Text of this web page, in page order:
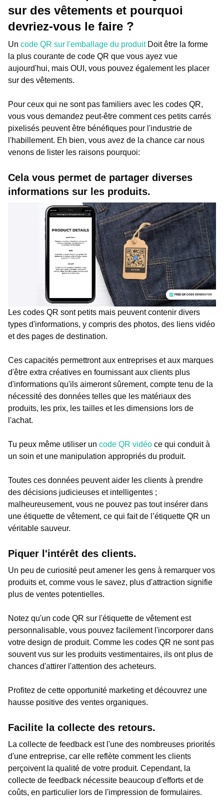
sur des vêtements et pourquoi
devriez-vous le faire ?
Un code QR sur l'emballage du produitDoit être la forme
la plus courante de code QR que vous ayez vue
aujourd'hui, mais OUI, vous pouvez également les placer
sur des vêtements.
Pour ceux qui ne sont pas familiers avec les codes QR,
vous vous demandez peut-être comment ces petits carrés
pixelisés peuvent être bénéfiques pour l'industrie de
l'habillement. Eh bien, vous avez de la chance car nous
venons de lister les raisons pourquoi:
Cela vous permet de partager diverses
informations sur les produits.
Les codes QR sont petits mais peuvent contenir divers
types d'informations, y compris des photos, des liens vidéo
et des pages de destination.
Ces capacités permettront aux entreprises et aux marques
d'être extra créatives en fournissant aux clients plus
d'informations qu'ils aimeront sûrement, compte tenu de la
nécessité des données telles que les matériaux des
produits, les prix, les tailles et les dimensions lors de
l'achat.
Tu peux même utiliser un code QR vidéo ce qui conduit à
un soin et une manipulation appropriés du produit.
Toutes ces données peuvent aider les clients à prendre
des décisions judicieuses et intelligentes ;
malheureusement, vous ne pouvez pas tout insérer dans
une étiquette de vêtement, ce qui fait de l’étiquette QR un
véritable sauveur.
Piquer l'intérêt des clients.
Un peu de curiosité peut amener les gens à remarquer vos
produits et, comme vous le savez, plus d'attraction signifie
plus de ventes potentielles.
Notez qu'un code QR sur l'étiquette de vêtement est
personnalisable, vous pouvez facilement l'incorporer dans
votre design de produit. Comme les codes QR ne sont pas
souvent vus sur les produits vestimentaires, ils ont plus de
chances d'attirer l'attention des acheteurs.
Profitez de cette opportunité marketing et découvrez une
hausse positive des ventes organiques.
Facilite la collecte des retours.
La collecte de feedback est l'une des nombreuses priorités
d'une entreprise, car elle reflète comment les clients
perçoivent la qualité de votre produit. Cependant, la
collecte de feedback nécessite beaucoup d'efforts et de
coûts, en particulier lors de l'impression de formulaires.